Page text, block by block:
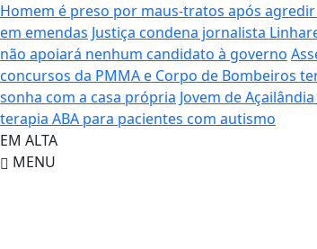
Homem é preso por maus-tratos após
em emendas Justiça condena jornalista
não apoiará nenhum candidato à governo
concursos da PMMA e Corpo de Bombeiros
sonha com a casa própria Jovem de
terapia ABA para pacientes com autismo
EM ALTA
MENU